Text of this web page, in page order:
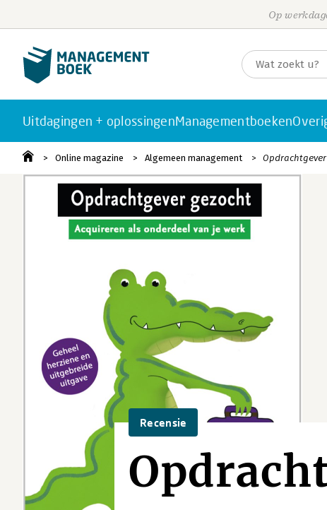
Op
Uitdagingen + oplossingenManagementboeken
Online magazine Algemeen management
Recensie